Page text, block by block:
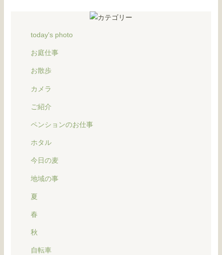
today's photo
お庭仕事
お散歩
カメラ
ご紹介
ペンションのお仕事
ホタル
今日の麦
地域の事
夏
春
秋
自転車